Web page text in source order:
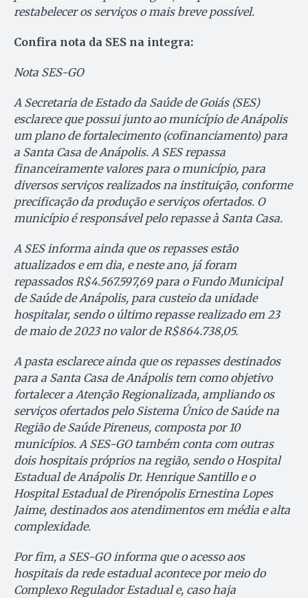
restabelecer os serviços o mais breve possível.
Confira nota da SES na integra:
Nota SES-GO
A Secretaria de Estado da Saúde de Goiás (SES)
esclarece que possui junto ao município de Anápolis
um plano de fortalecimento (cofinanciamento) para
a Santa Casa de Anápolis. A SES repassa
financeiramente valores para o município, para
diversos serviços realizados na instituição, conforme
precificação da produção e serviços ofertados. O
município é responsável pelo repasse à Santa Casa.
A SES informa ainda que os repasses estão
atualizados e em dia, e neste ano, já foram
repassados R$4.567.597,69 para o Fundo Municipal
de Saúde de Anápolis, para custeio da unidade
hospitalar, sendo o último repasse realizado em 23
de maio de 2023 no valor de R$864.738,05.
A pasta esclarece ainda que os repasses destinados
para a Santa Casa de Anápolis tem como objetivo
fortalecer a Atenção Regionalizada, ampliando os
serviços ofertados pelo Sistema Único de Saúde na
Região de Saúde Pireneus, composta por 10
municípios. A SES-GO também conta com outras
dois hospitais próprios na região, sendo o Hospital
Estadual de Anápolis Dr. Henrique Santillo e o
Hospital Estadual de Pirenópolis Ernestina Lopes
Jaime, destinados aos atendimentos em média e alta
complexidade.
Por fim, a SES-GO informa que o acesso aos
hospitais da rede estadual acontece por meio do
Complexo Regulador Estadual e, caso haja